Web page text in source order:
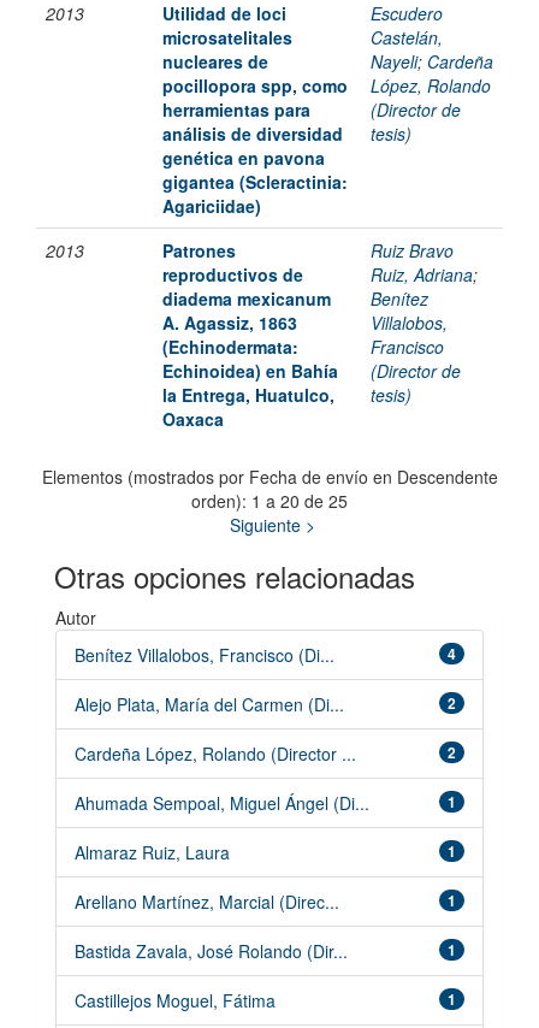
2013
Utilidad de loci
microsatelitales
nucleares de
pocillopora spp, como
herramientas para
análisis de diversidad
genética en pavona
gigantea (Scleractinia:
Agariciidae)
Escudero
Castelán,
Nayeli; Cardeña
López, Rolando
(Director de
tesis)
2013
Patrones
reproductivos de
diadema mexicanum
A. Agassiz, 1863
(Echinodermata:
Echinoidea) en Bahía
la Entrega, Huatulco,
Oaxaca
Ruiz Bravo
Ruiz, Adriana;
Benítez
Villalobos,
Francisco
(Director de
tesis)
Elementos (mostrados por Fecha de envío en Descendente
orden): 1 a 20 de 25
Siguiente >
Otras opciones relacionadas
Autor
4
Benítez Villalobos, Francisco (Di...
2
Alejo Plata, María del Carmen (Di...
2
Cardeña López, Rolando (Director ...
1
Ahumada Sempoal, Miguel Ángel (Di...
1
Almaraz Ruiz, Laura
1
Arellano Martínez, Marcial (Direc...
1
Bastida Zavala, José Rolando (Dir...
1
Castillejos Moguel, Fátima